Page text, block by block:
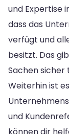
und Expertise
dass das
verfügt und
besitzt. Das
Sachen
Weiterhin ist
und
können dir